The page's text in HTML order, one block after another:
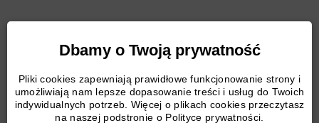
Dbamy o Twoją prywatność
Pliki cookies zapewniają prawidłowe funkcjonowanie strony i
umożliwiają nam lepsze dopasowanie treści i usług do Twoich
indywidualnych potrzeb. Więcej o plikach cookies przeczytasz
na naszej podstronie o Polityce prywatności.
kręgosłupa
Polipy macicymogą nie być pierwszą przyczyną,